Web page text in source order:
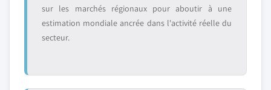
sur les marchés régionaux pour aboutir à une
estimation mondiale ancrée dans l'activité réelle du
secteur.